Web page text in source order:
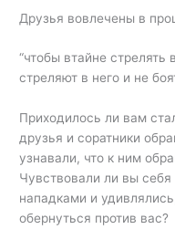
Друзья вовлечены в
“чтобы втайне стрелять
стреляют в него и не
Приходилось ли вам
друзья и соратники
узнавали, что к ним
Чувствовали ли вы
нападками и
обернуться против вас?